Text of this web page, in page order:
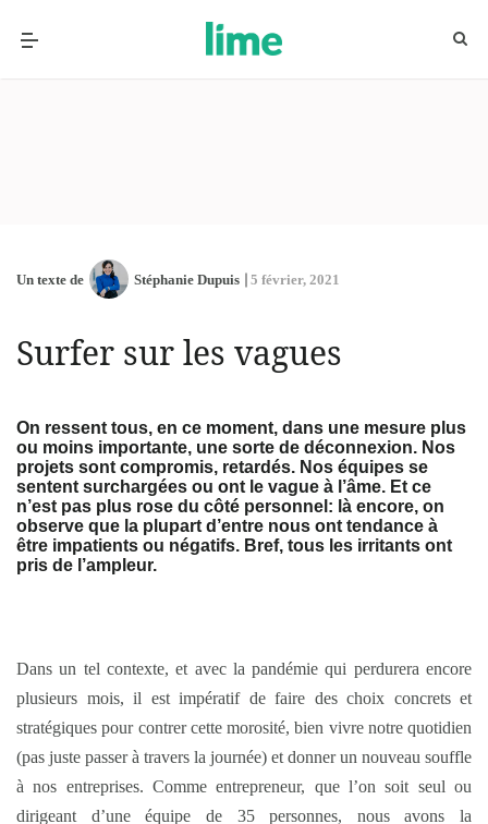
Un texte de Stéphanie Dupuis 5 février, 2021
Surfer sur les vagues
On ressent tous, en ce moment, dans une mesure plus
ou moins importante, une sorte de déconnexion. Nos
projets sont compromis, retardés. Nos équipes se
sentent surchargées ou ont le vague à l’âme. Et ce
n’est pas plus rose du côté personnel: là encore, on
observe que la plupart d’entre nous ont tendance à
être impatients ou négatifs. Bref, tous les irritants ont
pris de l’ampleur.
Dans un tel contexte, et avec la pandémie qui perdurera encore
plusieurs mois, il est impératif de faire des choix concrets et
stratégiques pour contrer cette morosité, bien vivre notre quotidien
(pas juste passer à travers la journée) et donner un nouveau souffle
à nos entreprises. Comme entrepreneur, que l’on soit seul ou
dirigeant d’une équipe de 35 personnes, nous avons la